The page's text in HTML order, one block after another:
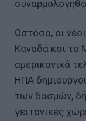
Ωστόσο, οι
Καναδά και το
αμερικανικά
ΗΠΑ
των δασμών,
γειτονικές